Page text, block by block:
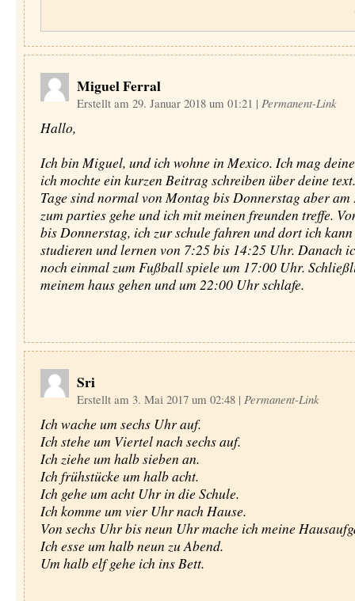
Miguel Ferral
Erstellt am 29. Januar 2018 um 01:21 | Permanent-Link
Hallo,
Ich bin Miguel, und ich wohne in Mexico. Ich mag
ich mochte ein kurzen Beitrag schreiben über deine
Tage sind normal von Montag bis Donnerstag aber
zum parties gehe und ich mit meinen freunden treffe.
bis Donnerstag, ich zur schule fahren und dort ich
studieren und lernen von 7:25 bis 14:25 Uhr. Danach
noch einmal zum Fußball spiele um 17:00 Uhr.
meinem haus gehen und um 22:00 Uhr schlafe.
Sri
Erstellt am 3. Mai 2017 um 02:48 | Permanent-Link
Ich wache um sechs Uhr auf.
Ich stehe um Viertel nach sechs auf.
Ich ziehe um halb sieben an.
Ich frühstücke um halb acht.
Ich gehe um acht Uhr in die Schule.
Ich komme um vier Uhr nach Hause.
Von sechs Uhr bis neun Uhr mache ich meine
Ich esse um halb neun zu Abend.
Um halb elf gehe ich ins Bett.